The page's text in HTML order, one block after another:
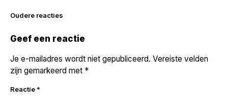
Reacties
Oudere reacties
Geef een reactie
Je e-mailadres wordt niet gepubliceerd. Vereiste velden
zijn gemarkeerd met *
Reactie *